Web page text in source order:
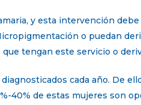
y esta intervención debe
o puedan
tengan este servicio o
cada año. De
40% de estas mujeres son